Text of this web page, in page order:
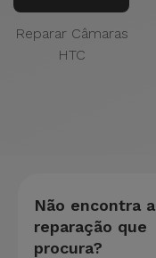
Reparar Câmaras
HTC
Não encontra a
reparação que
procura?